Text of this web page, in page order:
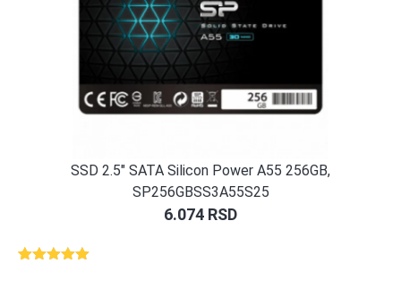
SSD 2.5″ SATA Silicon Power A55 256GB,
SP256GBSS3A55S25
6.074 RSD